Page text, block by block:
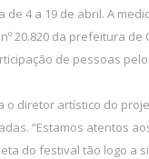
4 a 19 de abril. A
20.820 da prefeitura de
de pessoas
diretor artístico do
“Estamos atentos
do festival tão logo a